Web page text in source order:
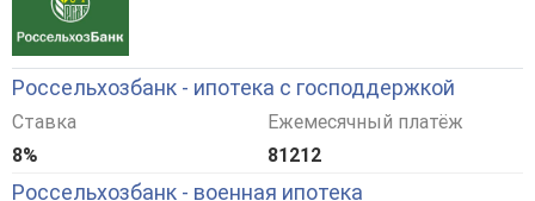
Россельхозбанк - ипотека с господдержкой
Ставка
8%
Ежемесячный платёж
81212
Россельхозбанк - военная ипотека